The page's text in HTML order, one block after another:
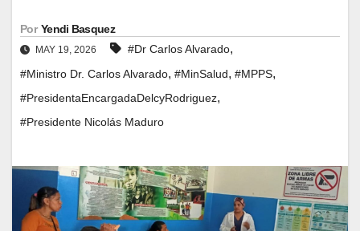
Por Yendi Basquez
MAY 19, 2026 #Dr Carlos Alvarado,
#Ministro Dr. Carlos Alvarado, #MinSalud, #MPPS,
#PresidentaEncargadaDelcyRodriguez,
#Presidente Nicolás Maduro